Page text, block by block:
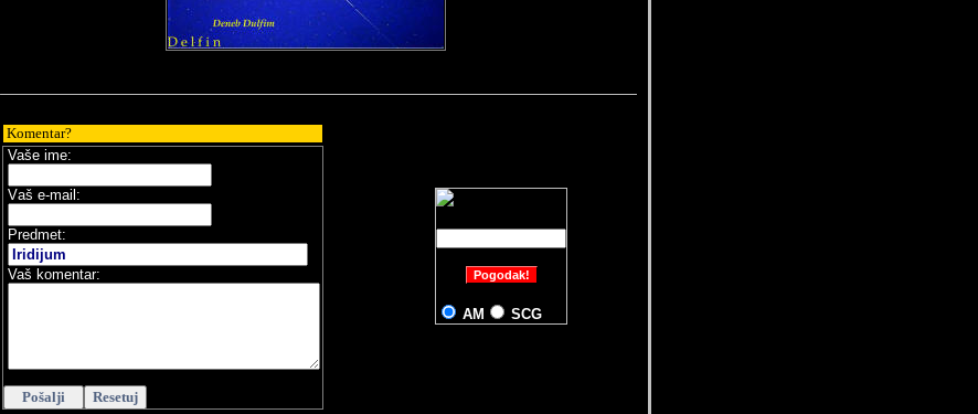
Komentar?
Vaše ime:
Vaš e-mail :
Predmet:
Vaš komentar:
AM SCG